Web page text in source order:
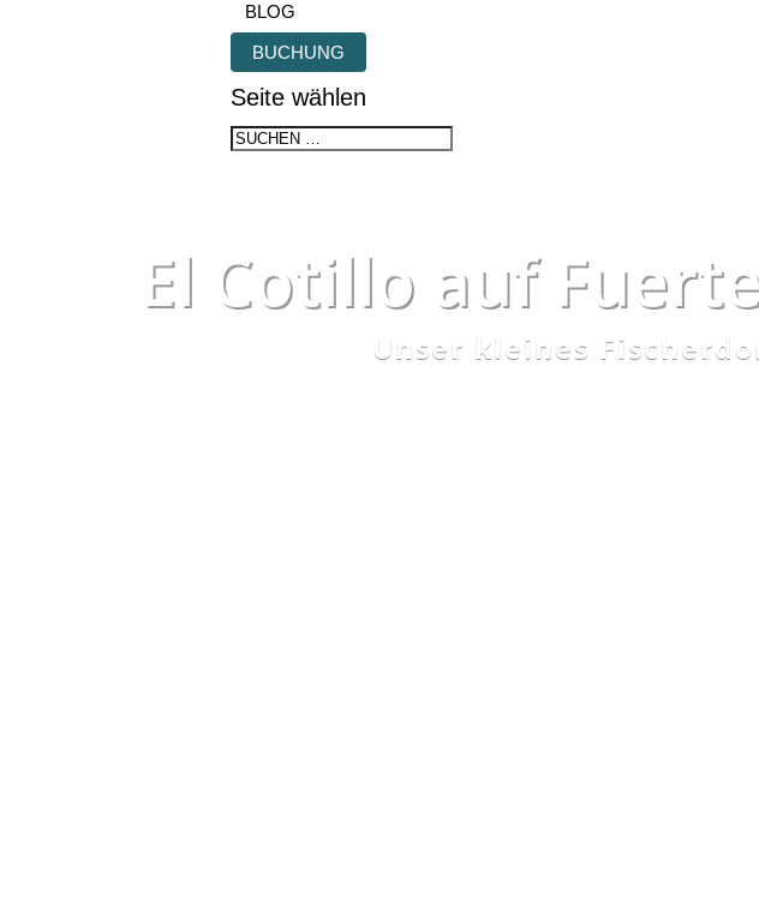
BLOG
BUCHUNG
Seite wählen
El Cotillo auf
Unser kleines